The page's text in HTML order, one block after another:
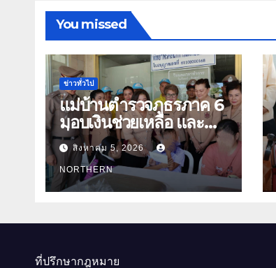
You missed
ข่าวทั่วไป
แม่บ้านตำรวจภูธรภาค 6
มอบเงินช่วยเหลือ และ
สิ่งของบำรุงขวัญ บุตร-
ธิดา ข้าราชการตำรวจ
จังหวัดอุทัยธานี
สิงหาคม 5, 2026
NORTHERN
ที่ปรึกษากฎหมาย